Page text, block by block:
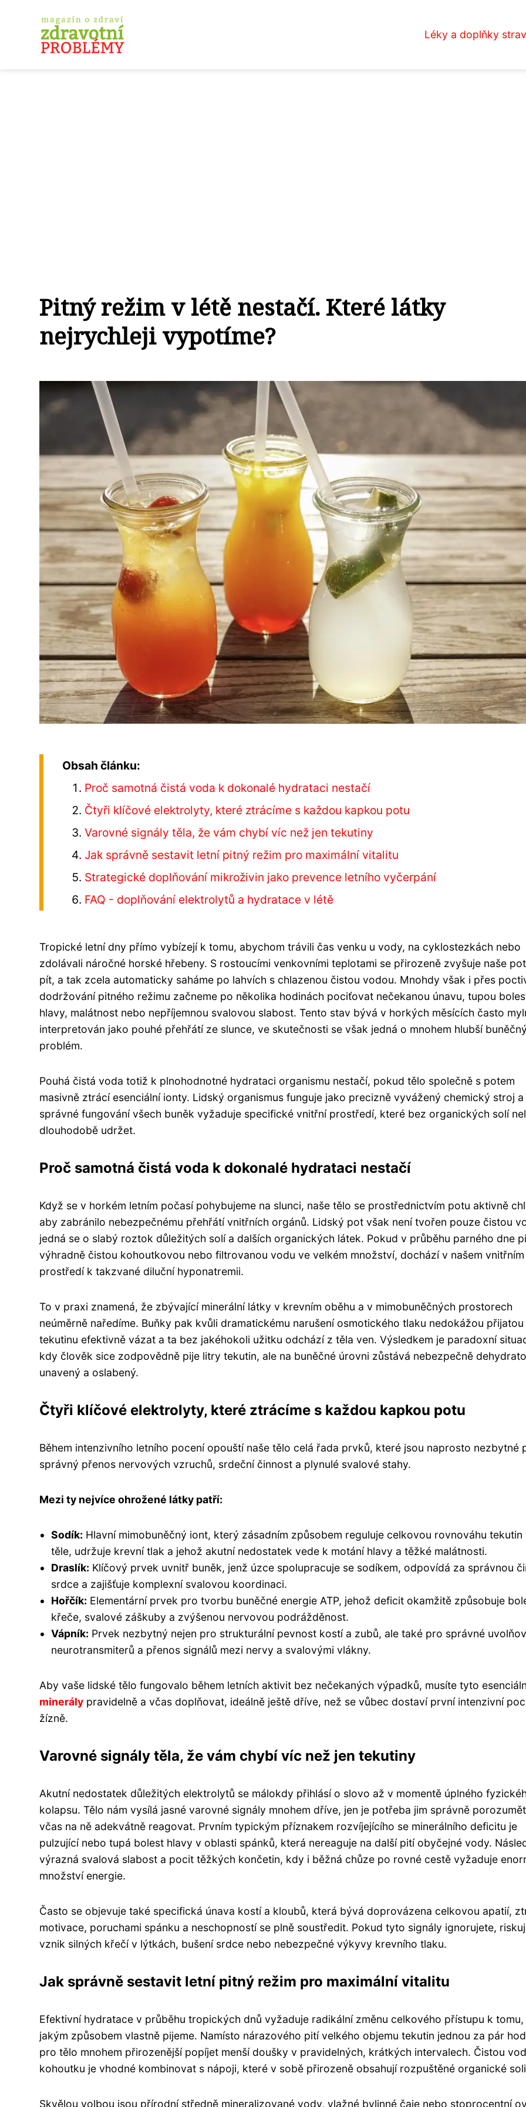
Léky a doplňky
Pitný režim v létě nestačí. Které látky
nejrychleji vypotíme?
Obsah článku:
Proč samotná čistá voda k dokonalé hydrataci nestačí
Čtyři klíčové elektrolyty, které ztrácíme s každou kapkou potu
Varovné signály těla, že vám chybí víc než jen tekutiny
Jak správně sestavit letní pitný režim pro maximální vitalitu
Strategické doplňování mikroživin jako prevence letního vyčerpání
FAQ - doplňování elektrolytů a hydratace v létě
Tropické letní dny přímo vybízejí k tomu, abychom trávili čas venku u vody, na cyklostezkách nebo
zdolávali náročné horské hřebeny. S rostoucími venkovními teplotami se přirozeně zvyšuje naše
pít, a tak zcela automaticky saháme po lahvích s chlazenou čistou vodou. Mnohdy však i přes
dodržování pitného režimu začneme po několika hodinách pociťovat nečekanou únavu, tupou
hlavy, malátnost nebo nepříjemnou svalovou slabost. Tento stav bývá v horkých měsících často
interpretován jako pouhé přehřátí ze slunce, ve skutečnosti se však jedná o mnohem hlubší buněčný
problém.
Pouhá čistá voda totiž k plnohodnotné hydrataci organismu nestačí, pokud tělo společně s potem
masivně ztrácí esenciální ionty. Lidský organismus funguje jako precizně vyvážený chemický stroj
správné fungování všech buněk vyžaduje specifické vnitřní prostředí, které bez organických solí
dlouhodobě udržet.
Proč samotná čistá voda k dokonalé hydrataci nestačí
Když se v horkém letním počasí pohybujeme na slunci, naše tělo se prostřednictvím potu aktivně
aby zabránilo nebezpečnému přehřátí vnitřních orgánů. Lidský pot však není tvořen pouze čistou
jedná se o slabý roztok důležitých solí a dalších organických látek. Pokud v průběhu parného dne
výhradně čistou kohoutkovou nebo filtrovanou vodu ve velkém množství, dochází v našem vnitřním
prostředí k takzvané diluční hyponatremii.
To v praxi znamená, že zbývající minerální látky v krevním oběhu a v mimobuněčných prostorech
neúměrně naředíme. Buňky pak kvůli dramatickému narušení osmotického tlaku nedokážou přijatou
tekutinu efektivně vázat a ta bez jakéhokoli užitku odchází z těla ven. Výsledkem je paradoxní
kdy člověk sice zodpovědně pije litry tekutin, ale na buněčné úrovni zůstává nebezpečně
unavený a oslabený.
Čtyři klíčové elektrolyty, které ztrácíme s každou kapkou potu
Během intenzivního letního pocení opouští naše tělo celá řada prvků, které jsou naprosto nezbytné
správný přenos nervových vzruchů, srdeční činnost a plynulé svalové stahy.
Mezi ty nejvíce ohrožené látky patří:
Sodík: Hlavní mimobuněčný iont, který zásadním způsobem reguluje celkovou rovnováhu tekutin
těle, udržuje krevní tlak a jehož akutní nedostatek vede k motání hlavy a těžké malátnosti.
Draslík: Klíčový prvek uvnitř buněk, jenž úzce spolupracuje se sodíkem, odpovídá za správnou
srdce a zajišťuje komplexní svalovou koordinaci.
Hořčík: Elementární prvek pro tvorbu buněčné energie ATP, jehož deficit okamžitě způsobuje
křeče, svalové záškuby a zvýšenou nervovou podrážděnost.
Vápník: Prvek nezbytný nejen pro strukturální pevnost kostí a zubů, ale také pro správné
neurotransmiterů a přenos signálů mezi nervy a svalovými vlákny.
Aby vaše lidské tělo fungovalo během letních aktivit bez nečekaných výpadků, musíte tyto
minerály pravidelně a včas doplňovat, ideálně ještě dříve, než se vůbec dostaví první intenzivní
žízně.
Varovné signály těla, že vám chybí víc než jen tekutiny
Akutní nedostatek důležitých elektrolytů se málokdy přihlásí o slovo až v momentě úplného
kolapsu. Tělo nám vysílá jasné varovné signály mnohem dříve, jen je potřeba jim správně
včas na ně adekvátně reagovat. Prvním typickým příznakem rozvíjejícího se minerálního deficitu je
pulzující nebo tupá bolest hlavy v oblasti spánků, která nereaguje na další pití obyčejné vody.
výrazná svalová slabost a pocit těžkých končetin, kdy i běžná chůze po rovné cestě vyžaduje
množství energie.
Často se objevuje také specifická únava kostí a kloubů, která bývá doprovázena celkovou apatií,
motivace, poruchami spánku a neschopností se plně soustředit. Pokud tyto signály ignorujete,
vznik silných křečí v lýtkách, bušení srdce nebo nebezpečné výkyvy krevního tlaku.
Jak správně sestavit letní pitný režim pro maximální vitalitu
Efektivní hydratace v průběhu tropických dnů vyžaduje radikální změnu celkového přístupu k tomu,
jakým způsobem vlastně pijeme. Namísto nárazového pití velkého objemu tekutin jednou za pár
pro tělo mnohem přirozenější popíjet menší doušky v pravidelných, krátkých intervalech. Čistou
kohoutku je vhodné kombinovat s nápoji, které v sobě přirozeně obsahují rozpuštěné organické
Skvělou volbou jsou přírodní středně mineralizované vody, vlažné bylinné čaje nebo stoprocentní